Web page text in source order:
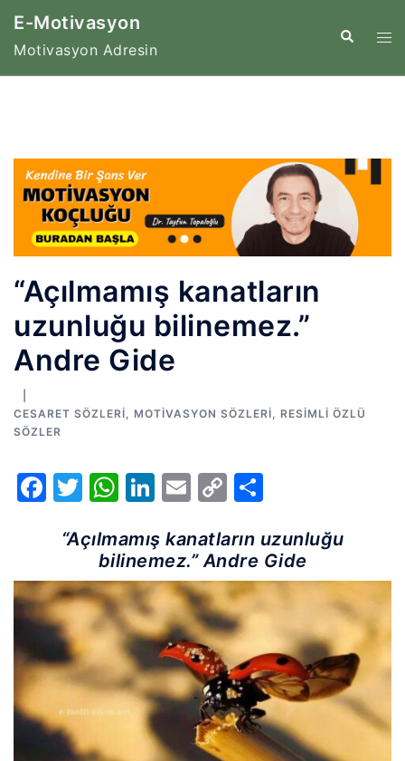
İçeriğe
E-Motivasyon
Motivasyon Adresin
Search
“Açılmamış kanatların
uzunluğu bilinemez.”
Andre Gide
CESARET SÖZLERI MOTIVASYON SÖZLERI
RESIMLI ÖZLÜ
SÖZLER
Facebook
Twitter
WhatsApp
LinkedIn
Email
Copy
“Açılmamış kanatların uzunluğu
bilinemez.” Andre Gide